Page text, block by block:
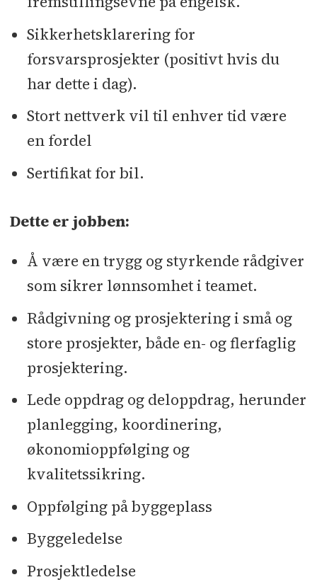
Sikkerhetsklarering for
forsvarsprosjekter (positivt hvis du
har dette i dag).
Stort nettverk vil til enhver tid være
en fordel
Sertifikat for bil.
Dette er jobben:
Å være en trygg og styrkende rådgiver
som sikrer lønnsomhet i teamet.
Rådgivning og prosjektering i små og
store prosjekter, både en- og flerfaglig
prosjektering.
Lede oppdrag og deloppdrag, herunder
planlegging, koordinering,
økonomioppfølging og
kvalitetssikring.
Oppfølging på byggeplass
Byggeledelse
Prosjektledelse